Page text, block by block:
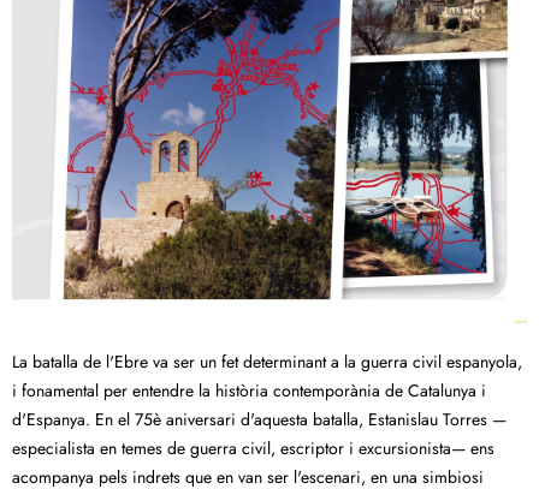
La batalla de l'Ebre va ser un fet determinant a la guerra civil espanyola,
i fonamental per entendre la història contemporània de Catalunya i
d'Espanya. En el 75è aniversari d'aquesta batalla, Estanislau Torres —
especialista en temes de guerra civil, escriptor i excursionista— ens
acompanya pels indrets que en van ser l'escenari, en una simbiosi